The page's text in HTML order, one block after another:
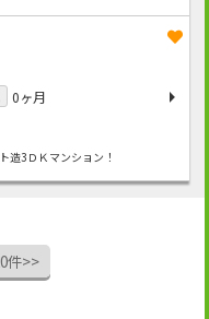
0ヶ月
3ＤＫマンション！
件>>